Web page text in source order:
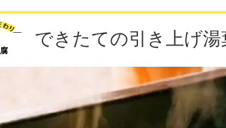
できたての引き上げ湯